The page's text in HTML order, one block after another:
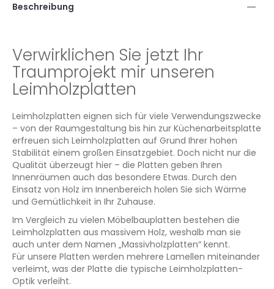
Beschreibung
Verwirklichen Sie jetzt Ihr
Traumprojekt mir unseren
Leimholzplatten
Leimholzplatten eignen sich für viele Verwendungszwecke
– von der Raumgestaltung bis hin zur Küchenarbeitsplatte
erfreuen sich Leimholzplatten auf Grund Ihrer hohen
Stabilität einem großen Einsatzgebiet. Doch nicht nur die
Qualität überzeugt hier – die Platten geben Ihren
Innenräumen auch das besondere Etwas. Durch den
Einsatz von Holz im Innenbereich holen Sie sich Wärme
und Gemütlichkeit in Ihr Zuhause.
Im Vergleich zu vielen Möbelbauplatten bestehen die
Leimholzplatten aus massivem Holz, weshalb man sie
auch unter dem Namen „Massivholzplatten“ kennt.
Für unsere Platten werden mehrere Lamellen miteinander
verleimt, was der Platte die typische Leimholzplatten-
Optik verleiht.